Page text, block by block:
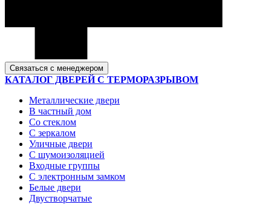
Связаться с менеджером
КАТАЛОГ ДВЕРЕЙ С ТЕРМОРАЗРЫВОМ
Металлические двери
В частный дом
Со стеклом
С зеркалом
Уличные двери
С шумоизоляцией
Входные группы
С электронным замком
Белые двери
Двустворчатые